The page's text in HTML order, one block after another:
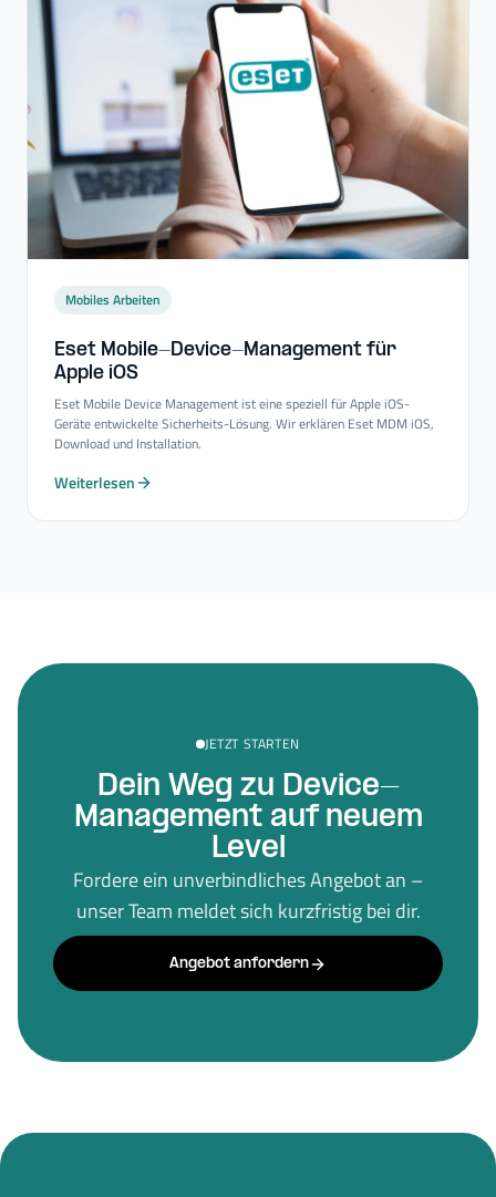
Mobiles Arbeiten
Eset Mobile-​Device-​Management für
Apple iOS
Eset Mobile Device Management ist eine speziell für Apple iOS-
Geräte entwickelte Sicherheits-Lösung. Wir erklären Eset MDM iOS,
Download und Installation.
Weiterlesen
JETZT STARTEN
Dein Weg zu Device-
Management auf neuem
Level
Fordere ein unverbindliches Angebot an –
unser Team meldet sich kurzfristig bei dir.
Angebot anfordern